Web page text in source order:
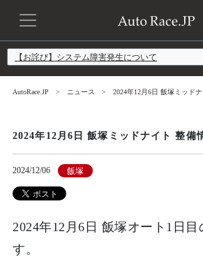
【お詫び】システム障害発生について
AutoRace.JP ニュース 2024年12月6日 飯塚ミッド
2024年12月6日 飯塚ミッドナイト 整備
2024/12/06 飯塚
2024年12月6日 飯塚オート1日
す。